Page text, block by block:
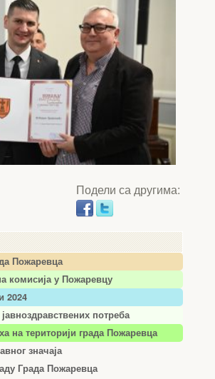
Пожаревца
комисија у Пожаревцу
2024
потреба
на територији града Пожаревца
значаја
Града Пожаревца
Подели са другима: